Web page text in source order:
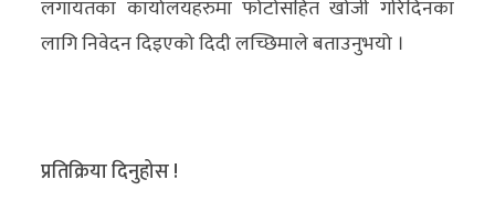
लगायतका कार्यालयहरुमा फोटोसहित खोजी गरिदिनका
लागि निवेदन दिइएको दिदी लच्छिमाले बताउनुभयो ।
प्रतिक्रिया दिनुहोस !